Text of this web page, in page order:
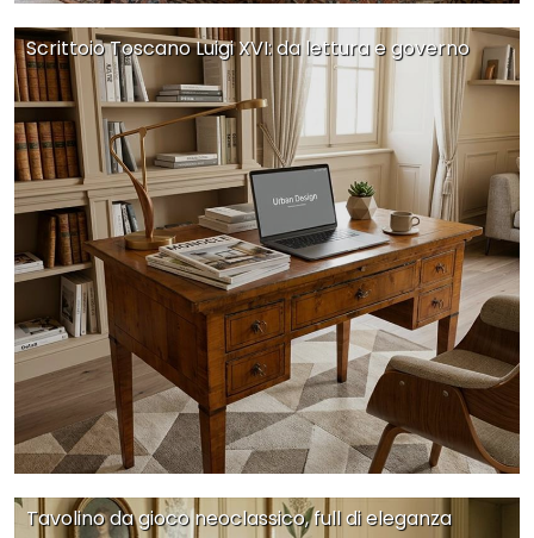
Scrittoio Toscano Luigi XVI: da lettura e governo
Tavolino da gioco neoclassico, full di eleganza